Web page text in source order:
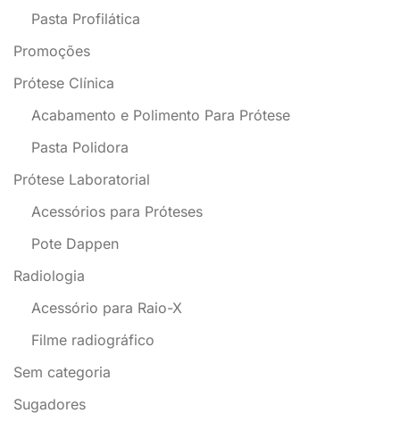
Pasta Profilática
Promoções
Prótese Clínica
Acabamento e Polimento Para Prótese
Pasta Polidora
Prótese Laboratorial
Acessórios para Próteses
Pote Dappen
Radiologia
Acessório para Raio-X
Filme radiográfico
Sem categoria
Sugadores